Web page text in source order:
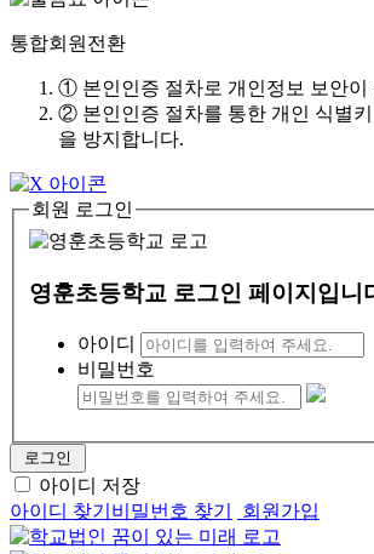
통합회원전환
① 본인인증 절차로 개인정보 보안이
② 본인인증 절차를 통한 개인 식별
을 방지합니다.
회원 로그인
영훈초등학교 로그인 페이지입니
아이디
비밀번호
로그인
아이디 저장
아이디 찾기 비밀번호 찾기 회원가입